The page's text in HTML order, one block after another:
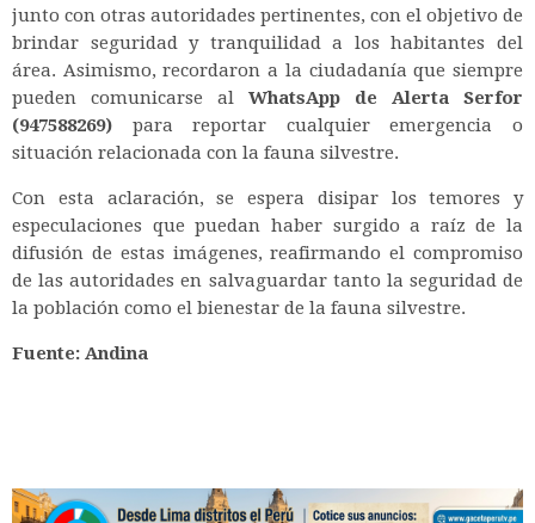
junto con otras autoridades pertinentes, con el objetivo de
brindar seguridad y tranquilidad a los habitantes del
área. Asimismo, recordaron a la ciudadanía que siempre
pueden comunicarse al WhatsApp de Alerta Serfor
(947588269) para reportar cualquier emergencia o
situación relacionada con la fauna silvestre.
Con esta aclaración, se espera disipar los temores y
especulaciones que puedan haber surgido a raíz de la
difusión de estas imágenes, reafirmando el compromiso
de las autoridades en salvaguardar tanto la seguridad de
la población como el bienestar de la fauna silvestre.
Fuente: Andina